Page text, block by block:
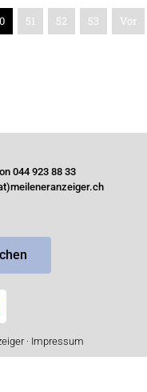
51 52 53 Vor
044 923 88 33
· Impressum